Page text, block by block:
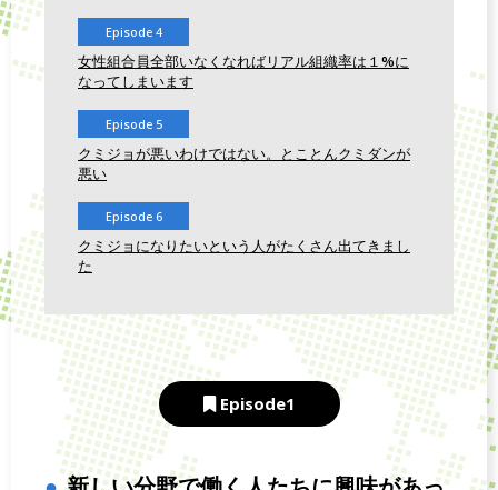
Episode 4
女性組合員全部いなくなればリアル組織率は１%に
なってしまいます
Episode 5
クミジョが悪いわけではない。とことんクミダンが
悪い
Episode 6
クミジョになりたいという人がたくさん出てきまし
た
Episode1